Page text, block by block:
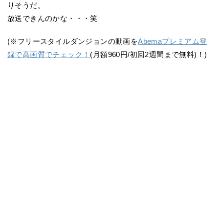
りそうだ。
放送できんのかな・・・笑
(※フリースタイルダンジョンの動画をAbemaプレミアム登
録で高画質でチェック！ (月額960円/初回2週間まで無料)！)